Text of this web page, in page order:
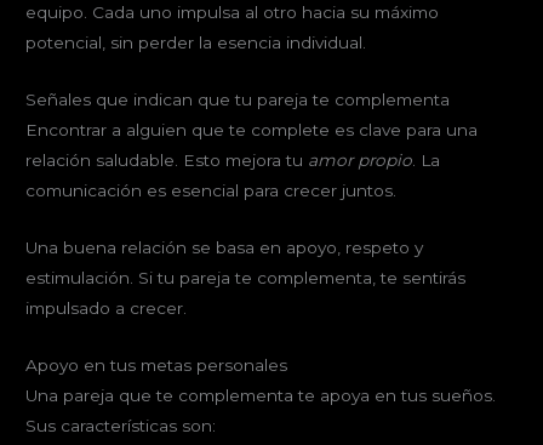
equipo. Cada uno impulsa al otro hacia su máximo
potencial, sin perder la esencia individual.
Señales que indican que tu pareja te complementa
Encontrar a alguien que te complete es clave para una
relación saludable. Esto mejora tu amor propio . La
comunicación es esencial para crecer juntos.
Una buena relación se basa en apoyo, respeto y
estimulación. Si tu pareja te complementa, te sentirás
impulsado a crecer.
Apoyo en tus metas personales
Una pareja que te complementa te apoya en tus sueños.
Sus características son: